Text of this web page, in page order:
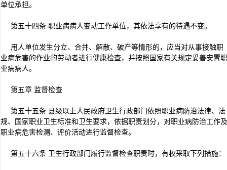
单位承担。
第五十四条 职业病病人变动工作单位，其依法享有的待遇不变。
用人单位发生分立、合并、解散、破产等情形的，应当对从事接触职
业病危害的作业的劳动者进行健康检查，并按照国家有关规定妥善安置职
业病病人。
第五章 监督检查
第五十五条 县级以上人民政府卫生行政部门依照职业病防治法律、法
规、国家职业卫生标准和卫生要求，依据职责划分，对职业病防治工作及
职业病危害检测、评价活动进行监督检查。
第五十六条 卫生行政部门履行监督检查职责时，有权采取下列措施：